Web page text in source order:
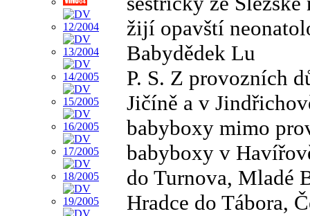
žijí opavští
Babydědek Lu
P. S. Z provozních
Jičíně a v
babyboxy mimo
babyboxy v
do Turnova, Mladé
Hradce do Tábora,